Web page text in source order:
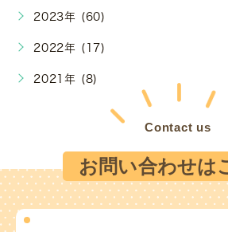
2023年 (60)
2022年 (17)
2021年 (8)
Contact us
お問い合わせは